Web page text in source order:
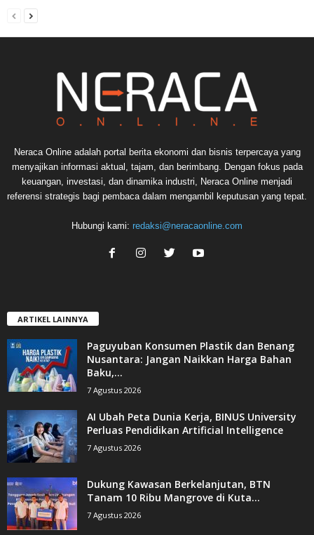
Neraca Online adalah portal berita ekonomi dan bisnis terpercaya yang
menyajikan informasi aktual, tajam, dan berimbang. Dengan fokus pada
keuangan, investasi, dan dinamika industri, Neraca Online menjadi
referensi strategis bagi pembaca dalam mengambil keputusan yang tepat.
Hubungi kami: redaksi@neracaonline.com
ARTIKEL LAINNYA
Paguyuban Konsumen Plastik dan Benang
Nusantara: Jangan Naikkan Harga Bahan
Baku,...
7 Agustus 2026
AI Ubah Peta Dunia Kerja, BINUS University
Perluas Pendidikan Artificial Intelligence
7 Agustus 2026
Dukung Kawasan Berkelanjutan, BTN
Tanam 10 Ribu Mangrove di Kuta...
7 Agustus 2026